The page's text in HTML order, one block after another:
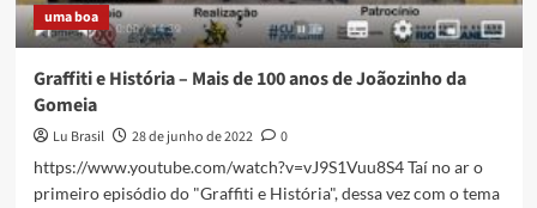
violência
na
uma boa
Graffiti e História – Mais de 100 anos de Joãozinho da
Gomeia
Lu Brasil 28 de junho de 2022
0
https://www.youtube.com/watch?v=vJ9S1Vuu8S4 Taí no ar o
primeiro episódio do "Graffiti e História", dessa vez com o tema